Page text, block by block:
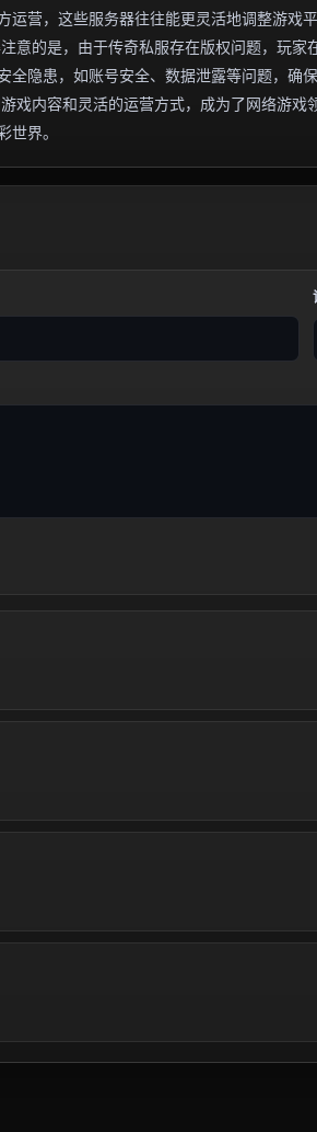
营，这些服务器往往能更灵活地调整游戏
意的是，由于传奇私服存在版权问题，玩家
隐患，如账号安全、数据泄露等问题，确
内容和灵活的运营方式，成为了网络游戏
世界。